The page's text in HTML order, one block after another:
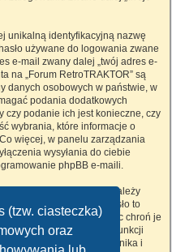
(tzw. ciasteczka)
oraz
unikalną identyfikacyjną nazwę
używane do logowania zwane
e-mail zwany dalej „twój adres e-
na „Forum RetroTRAKTOR” są
danych osobowych w państwie, w
podania dodatkowych
czy podanie ich jest konieczne, czy
wybrania, które informacje o
więcej, w panelu zarządzania
wysyłania do ciebie
phpBB e-maili.
niemniej nie należy
internetowych. Hasło to
RetroTRAKTOR”, więc chroń je
. Jeśli je zapomnisz, użyj funkcji
o podanie nazwy użytkownika i